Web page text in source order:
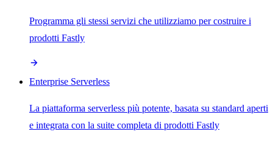
Programma gli stessi servizi che utilizziamo per costruire i
prodotti Fastly
Enterprise Serverless
La piattaforma serverless più potente, basata su standard aperti
e integrata con la suite completa di prodotti Fastly